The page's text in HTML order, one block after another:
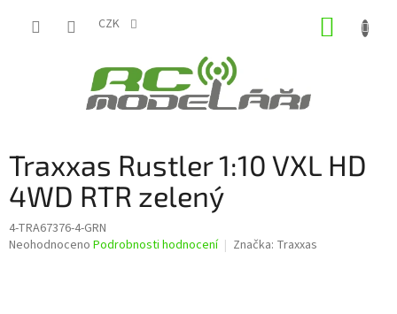
CZK
Traxxas Rustler 1:10 VXL HD
4WD RTR zelený
4-TRA67376-4-GRN
Průměrné
Neohodnoceno Podrobnosti hodnocení Značka: Traxxas